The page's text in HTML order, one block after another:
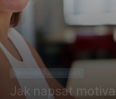
Obchodní francouzština
Jak napsat